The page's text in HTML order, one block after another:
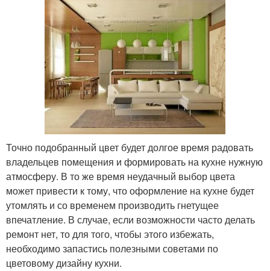
Точно подобранный цвет будет долгое время радовать
владельцев помещения и формировать на кухне нужную
атмосферу. В то же время неудачный выбор цвета
может привести к тому, что оформление на кухне будет
утомлять и со временем производить гнетущее
впечатление. В случае, если возможности часто делать
ремонт нет, то для того, чтобы этого избежать,
необходимо запастись полезными советами по
цветовому дизайну кухни.